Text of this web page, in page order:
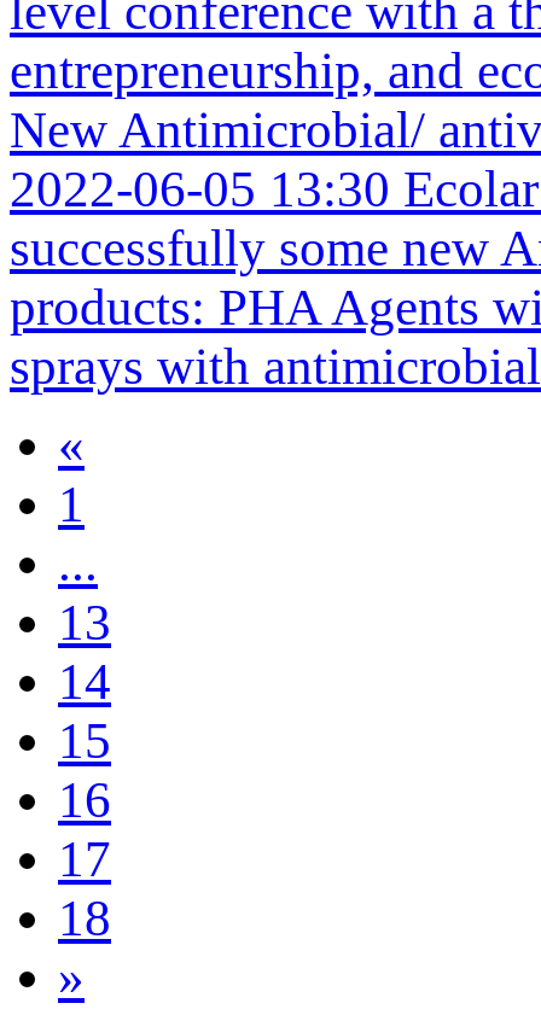
entrepreneurship, and
New Antimicrobial/
2022-06-05 13:30
successfully some new
products: PHA Agents
sprays with
«
1
...
13
14
15
16
17
18
»